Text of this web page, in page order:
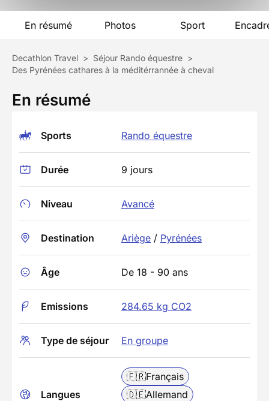
En résumé Photos Sport
Decathlon Travel > Séjour Rando équestre >
Des Pyrénées cathares à la méditérrannée à cheval
En résumé
Sports Rando équestre
Durée 9 jours
Niveau Avancé
Destination Ariège / Pyrénées
Âge De 18 - 90 ans
Emissions 284.65 kg CO2
Type de séjour En groupe
Langues
🇫🇷Français
🇩🇪Allemand